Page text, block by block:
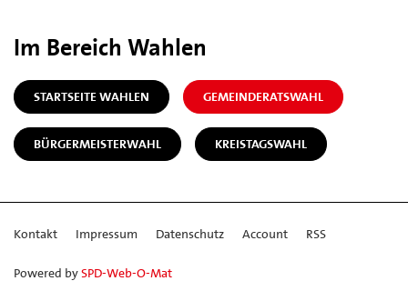
Im Bereich Wahlen
STARTSEITE WAHLEN GEMEINDERATSWAHL
BÜRGERMEISTERWAHL KREISTAGSWAHL
Kontakt Impressum Datenschutz Account RSS
Powered bySPD-Web-O-Mat